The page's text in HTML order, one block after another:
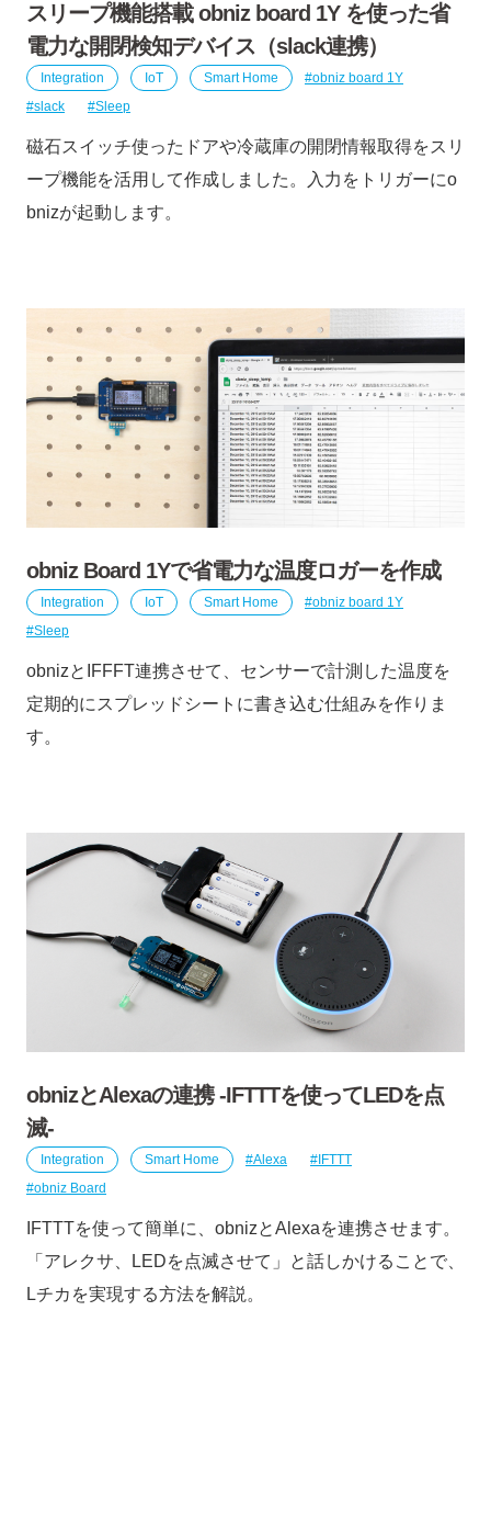
スリープ機能搭載 obniz board 1Y を使った省
電力な開閉検知デバイス（slack連携）
Integration IoT Smart Home
obniz board 1Y
slack
Sleep
磁石スイッチ使ったドアや冷蔵庫の開閉情報取得をスリ
ープ機能を活用して作成しました。入力をトリガーにo
bnizが起動します。
obniz Board 1Yで省電力な温度ロガーを作成
Integration IoT Smart Home
obniz board 1Y
Sleep
obnizとIFFFT連携させて、センサーで計測した温度を
定期的にスプレッドシートに書き込む仕組みを作りま
す。
obnizとAlexaの連携 -IFTTTを使ってLEDを点
滅-
Integration Smart Home Alexa
IFTTT
obniz Board
IFTTTを使って簡単に、obnizとAlexaを連携させます。
「アレクサ、LEDを点滅させて」と話しかけることで、
Lチカを実現する方法を解説。